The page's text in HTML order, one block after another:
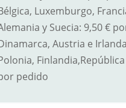
Luxemburgo,
y Suecia: 9,50 €
Austria e
Finlandia,
pedido